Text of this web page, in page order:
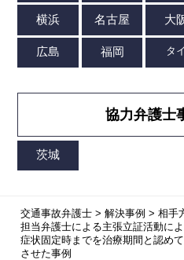
協力弁護士
交通事故弁護士> 解決事例 > 相手
担当弁護士による主張立証活動に
症状固定時までを治療期間と認め
させた事例